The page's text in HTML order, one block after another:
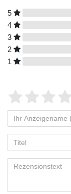
5
4
3
2
1